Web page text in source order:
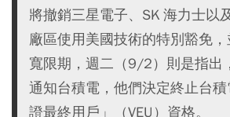
將撤銷三星電子、SK 海力士以
廠區使用美國技術的特別豁免
寬限期，週二（9/2）則是指出
通知台積電，他們決定終止台
證最終用戶」（VEU）資格。